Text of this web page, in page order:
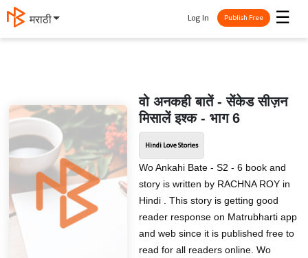
मराठी ☰
Log In Publish Free
वो अनकही बातें - सेंकेड सीज़न
मिसालें इश्क - भाग 6
Hindi Love Stories
Wo Ankahi Bate - S2 - 6 book and
story is written by RACHNA ROY in
Hindi . This story is getting good
reader response on Matrubharti app
and web since it is published free to
read for all readers online. Wo